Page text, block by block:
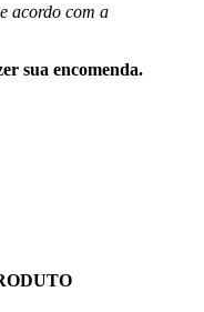
acordo com a
sua encomenda.